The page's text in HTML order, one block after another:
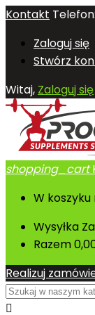
Kontakt Telefon:
Zaloguj się
Stwórz
Witaj, Zaloguj się
shopping_cart
W
Wysyłka
Razem
Realizuj
